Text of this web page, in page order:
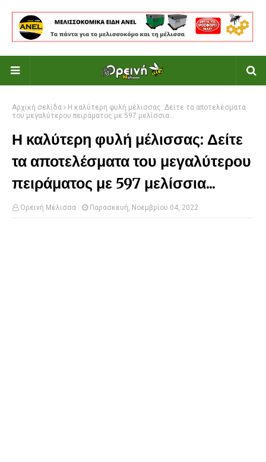
Αρχική σελίδα
Η καλύτερη φυλή μέλισσας: Δείτε τα αποτελέσματα
του μεγαλύτερου πειράματος με 597 μελίσσια...
Η καλύτερη φυλή μέλισσας: Δείτε
τα αποτελέσματα του μεγαλύτερου
πειράματος με 597 μελίσσια...
Ορεινή Μέλισσα Παρασκευή, Νοεμβρίου 04, 2022